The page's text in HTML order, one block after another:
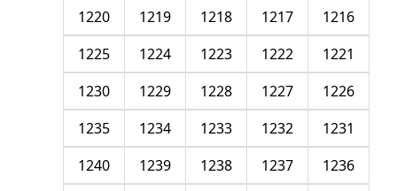
1216
1217
1218
1219
1220
1221
1222
1223
1224
1225
1226
1227
1228
1229
1230
1231
1232
1233
1234
1235
1236
1237
1238
1239
1240